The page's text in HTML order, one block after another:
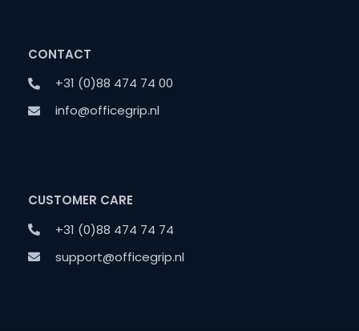
CONTACT
+31 (0)88 474 74 00
info@officegrip.nl
CUSTOMER CARE
+31 (0)88 474 74 74
support@officegrip.nl